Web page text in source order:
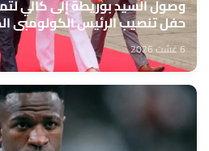
وصول السيد بوريطة إلى كالي
حفل تنصيب الرئيس الكولومبي
6 غشت 2026